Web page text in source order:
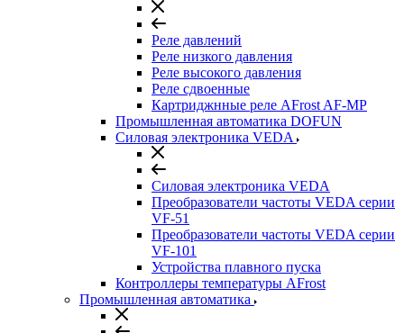
Реле давлений
Реле низкого давления
Реле высокого давления
Реле сдвоенные
Картриджнные реле AFrost AF-MP
Промышленная автоматика DOFUN
Силовая электроника VEDA
Силовая электроника VEDA
Преобразователи частоты VEDA серии
VF-51
Преобразователи частоты VEDA серии
VF-101
Устройства плавного пуска
Контроллеры температуры AFrost
Промышленная автоматика